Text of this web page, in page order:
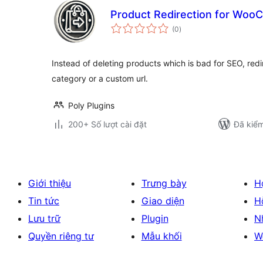
Product Redirection for
(0tổng
đánh
)
Instead of deleting products which is bad for SEO,
category or a custom url.
Poly Plugins
200+ Số lượt cài đặt
Đã
Giới thiệu
Tin tức
Lưu trữ
Quyền riêng tư
Trưng bày
Giao diện
Plugin
Mẫu khối